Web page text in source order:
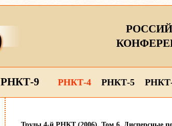
РНКТ-9 РНКТ-4 РНКТ-5